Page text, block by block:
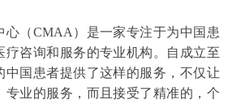
心（CMAA）是一家专注于为中国患
疗咨询和服务的专业机构。自成立至
中国患者提供了这样的服务，不仅让
专业的服务，而且接受了精准的，个